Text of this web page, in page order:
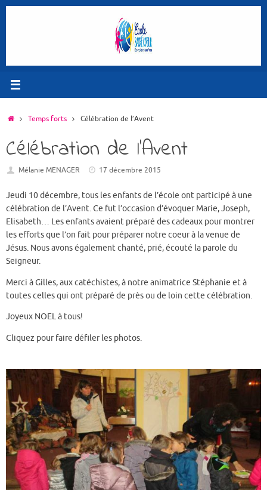
Passer
Accueil
Temps forts Célébration de l’Avent
Célébration de l’Avent
Mélanie MENAGER 17 décembre 2015
Jeudi 10 décembre, tous les enfants de l’école ont participé à une
célébration de l’Avent. Ce fut l’occasion d’évoquer Marie, Joseph,
Elisabeth… Les enfants avaient préparé des cadeaux pour montrer
les efforts que l’on fait pour préparer notre coeur à la venue de
Jésus. Nous avons également chanté, prié, écouté la parole du
Seigneur.
Merci à Gilles, aux catéchistes, à notre animatrice Stéphanie et à
toutes celles qui ont préparé de près ou de loin cette célébration.
Joyeux NOEL à tous!
Cliquez pour faire défiler les photos.